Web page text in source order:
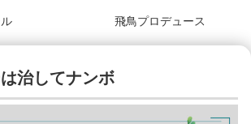
飛鳥プロデュース
治してナンボ